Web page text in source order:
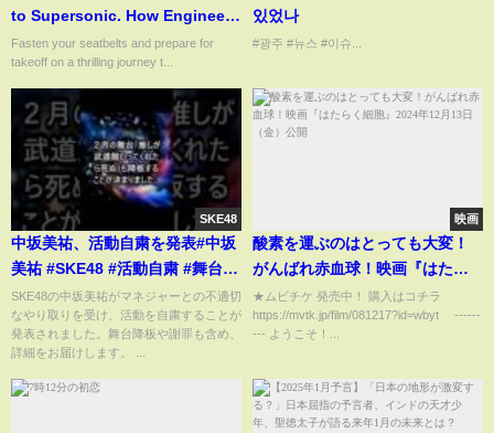
to Supersonic. How Engineers
And Inventors Revolutionized
Society. V.3
Fasten your seatbelts and prepare for
takeoff on a thrilling journey t...
있었나
#광주 #뉴스 #이슈...
SKE48
中坂美祐、活動自粛を発表#中坂
美祐 #SKE48 #活動自粛 #舞台降
板 #ニュース#ニュース速報 #最
新ニュース #話題 #芸能ニュース
SKE48の中坂美祐がマネジャーとの不適切
なやり取りを受け、活動を自粛することが
発表されました。舞台降板や謝罪も含め、
詳細をお届けします。 ...
映画
酸素を運ぶのはとっても大変！
がんばれ赤血球！映画『はたら
く細胞』2024年12月13日（金）
公開
★ムビチケ 発売中！ 購入はコチラ
https://mvtk.jp/film/081217?id=wbyt ------
--- ようこそ！...